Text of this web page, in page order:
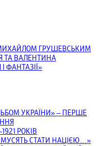
ГРУШЕВСЬКИМ
ТА ВАЛЕНТИНА
ФАНТАЗІЇ»
УКРАЇНИ» – ПЕРШЕ
РОКІВ
МУСЯТЬ СТАТИ НАЦІЄЮ…»